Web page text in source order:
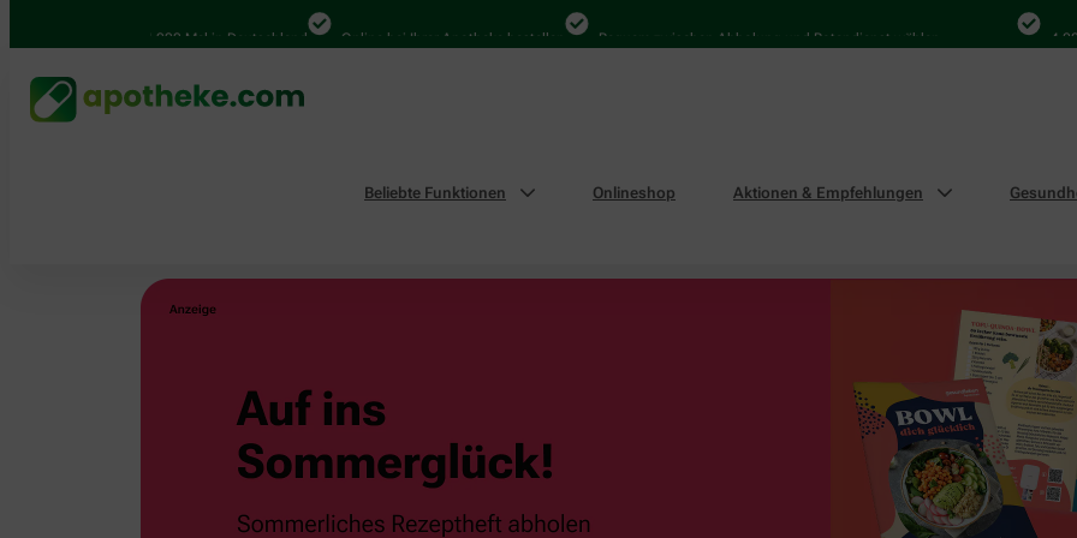
4.000 Mal in Deutschland Online bei Ihrer Apotheke bestellen Bequem zwischen Abholung und Botendienst wählen 4.000
Beliebte Funktionen Onlineshop Aktionen & Empfehlungen